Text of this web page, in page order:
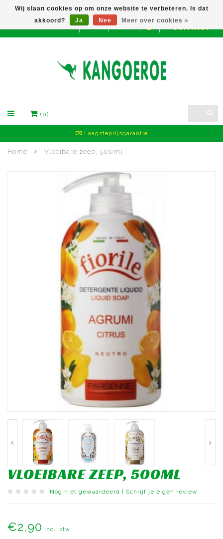
EUR CONTACT
(0)
Laagsteprijsgarantie
Home Vloeibare zeep, 500ml
VLOEIBARE ZEEP, 500ML
Nog niet gewaardeerd Schrijf je eigen review
€2,90 Incl. btw
Wij slaan cookies op om onze website te verbeteren. Is dat
akkoord?
Ja Nee Meer over cookies »